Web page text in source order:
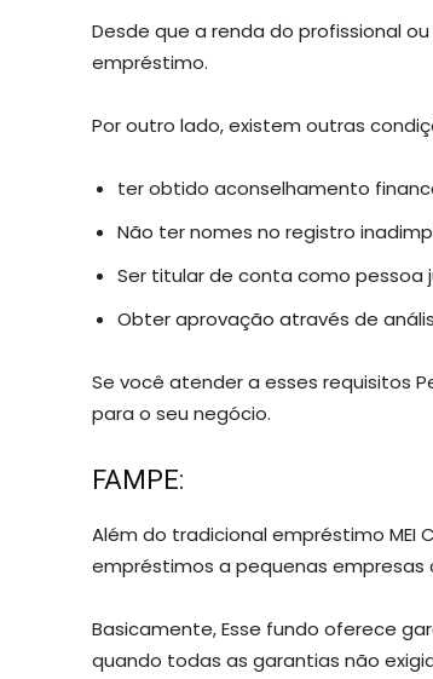
Desde que a renda do profissional
empréstimo.
Por outro lado, existem outras
ter obtido aconselhamento
Não ter nomes no registro
Ser titular de conta como pessoa
Obter aprovação através de
Se você atender a esses requisitos
para o seu negócio.
FAMPE:
Além do tradicional empréstimo
empréstimos a pequenas empresas
Basicamente, Esse fundo oferece
quando todas as garantias não